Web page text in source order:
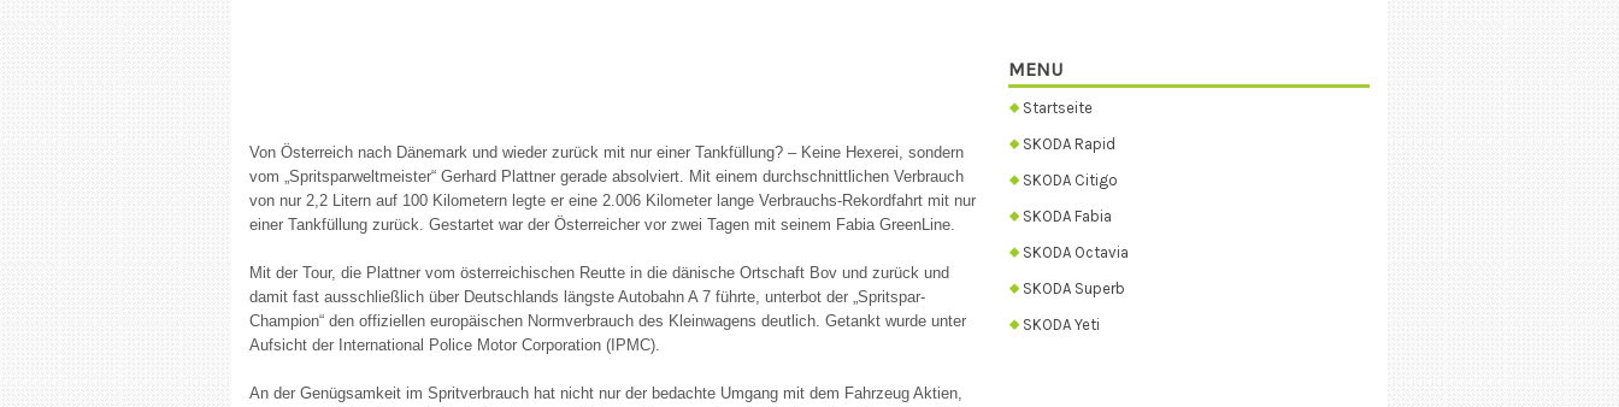
Von Österreich nach Dänemark und wieder zurück mit nur einer Tankfüllung? – Keine Hexerei, sondern
vom „Spritsparweltmeister“ Gerhard Plattner gerade absolviert. Mit einem durchschnittlichen Verbrauch
von nur 2,2 Litern auf 100 Kilometern legte er eine 2.006 Kilometer lange Verbrauchs-Rekordfahrt mit nur
einer Tankfüllung zurück. Gestartet war der Österreicher vor zwei Tagen mit seinem Fabia GreenLine.
Mit der Tour, die Plattner vom österreichischen Reutte in die dänische Ortschaft Bov und zurück und
damit fast ausschließlich über Deutschlands längste Autobahn A 7 führte, unterbot der „Spritspar-
Champion“ den offiziellen europäischen Normverbrauch des Kleinwagens deutlich. Getankt wurde unter
Aufsicht der International Police Motor Corporation (IPMC).
An der Genügsamkeit im Spritverbrauch hat nicht nur der bedachte Umgang mit dem Fahrzeug Aktien,
MENU
Startseite
SKODA Rapid
SKODA Citigo
SKODA Fabia
SKODA Octavia
SKODA Superb
SKODA Yeti